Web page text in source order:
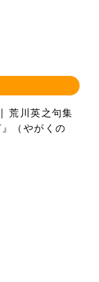
川英之句集
』（やがくの